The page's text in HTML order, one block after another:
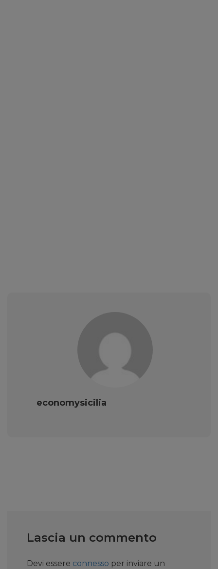
economysicilia
Lascia un commento
Devi essere connesso per inviare un